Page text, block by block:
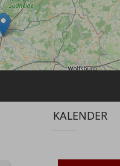
KALENDER